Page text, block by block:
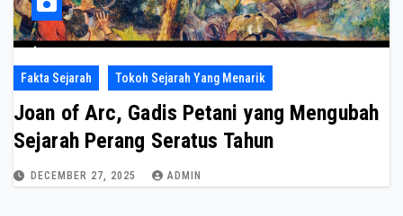
Fakta Sejarah Tokoh Sejarah Yang Menarik
Joan of Arc, Gadis Petani yang Mengubah
Sejarah Perang Seratus Tahun
DECEMBER 27, 2025 ADMIN